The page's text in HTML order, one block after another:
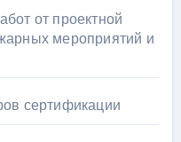
от проектной
мероприятий и
сертификации